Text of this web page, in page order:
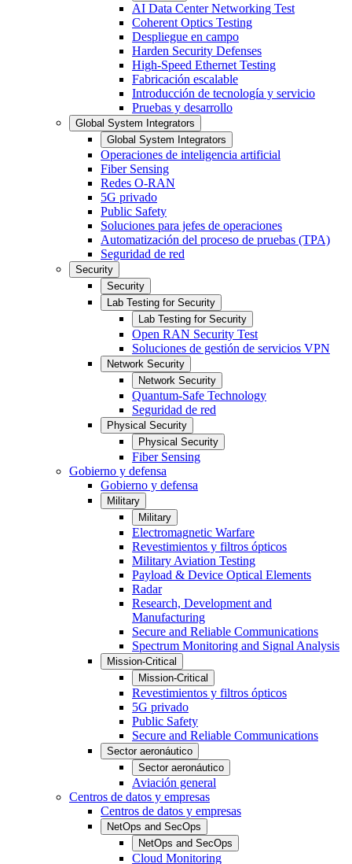
AI Data Center Networking Test
Coherent Optics Testing
Despliegue en campo
Harden Security Defenses
High-Speed Ethernet Testing
Fabricación escalable
Introducción de tecnología y servicio
Pruebas y desarrollo
Global System Integrators
Global System Integrators
Operaciones de inteligencia artificial
Fiber Sensing
Redes O-RAN
5G privado
Public Safety
Soluciones para jefes de operaciones
Automatización del proceso de pruebas (TPA)
Seguridad de red
Security
Security
Lab Testing for Security
Lab Testing for Security
Open RAN Security Test
Soluciones de gestión de servicios VPN
Network Security
Network Security
Quantum-Safe Technology
Seguridad de red
Physical Security
Physical Security
Fiber Sensing
Gobierno y defensa
Gobierno y defensa
Military
Military
Electromagnetic Warfare
Revestimientos y filtros ópticos
Military Aviation Testing
Payload & Device Optical Elements
Radar
Research, Development and
Manufacturing
Secure and Reliable Communications
Spectrum Monitoring and Signal Analysis
Mission-Critical
Mission-Critical
Revestimientos y filtros ópticos
5G privado
Public Safety
Secure and Reliable Communications
Sector aeronáutico
Sector aeronáutico
Aviación general
Centros de datos y empresas
Centros de datos y empresas
NetOps and SecOps
NetOps and SecOps
Cloud Monitoring